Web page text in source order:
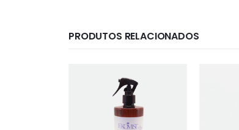
PRODUTOS RELACIONADOS